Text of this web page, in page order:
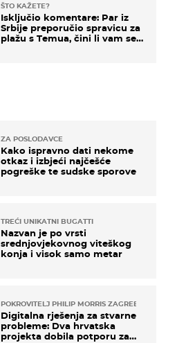
ŠTO KAŽETE?
Isključio komentare: Par iz
Srbije preporučio spravicu za
plažu s Temua, čini li vam se
ZA POSLODAVCE
Kako ispravno dati nekome
otkaz i izbjeći najčešće
pogreške te sudske sporove
TREĆI UNIKATNI BUGATTI
Nazvan je po vrsti
srednjovjekovnog viteškog
konja i visok samo metar
POKROVITELJ PHILIP MORRIS ZAGREB
Digitalna rješenja za stvarne
probleme: Dva hrvatska
projekta dobila potporu za